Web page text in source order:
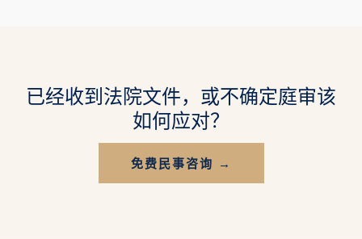
已经收到法院文件，或不确定庭审该
如何应对？
免费民事咨询 →